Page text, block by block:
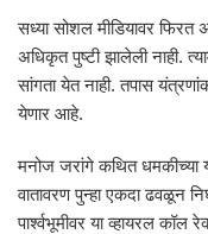
सध्या सोशल मीडियावर फिरत
अधिकृत पुष्टी झालेली नाही.
सांगता येत नाही. तपास
येणार आहे.
मनोज जरांगे कथित धमकीच्या
वातावरण पुन्हा एकदा ढवळून
पार्श्वभूमीवर या व्हायरल कॉल